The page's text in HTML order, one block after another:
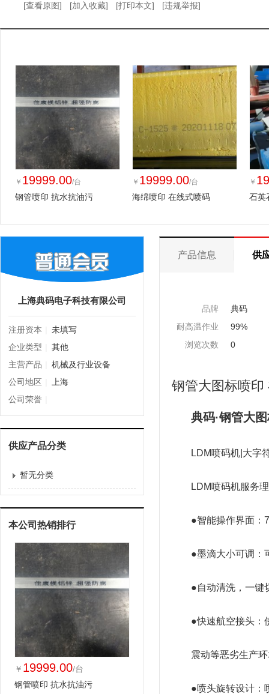
[查看原图] [加入收藏] [打印本文] [违规举报]
￥ 19999.00/台
钢管喷印 抗水抗油污
￥ 19999.00/台
海绵喷印 在线式喷码
￥
石英
上海典码电子科技有限公司
注册资本
未填写
企业类型
其他
主营产品
机械及行业设备
公司地区
上海
公司荣誉
供应产品分类
暂无分类
本公司热销排行
￥ 19999.00/台
钢管喷印 抗水抗油污
产品信息 供
品牌
典码
耐高温作业
99%
浏览次数
0
钢管大图标喷印
典码·钢管大
LDM喷码机|大字
LDM喷码机服务
●智能操作界面：
●墨滴大小可调：
●自动清洗，一键
●快速航空接头：
震动等恶劣生产
●喷头旋转设计：